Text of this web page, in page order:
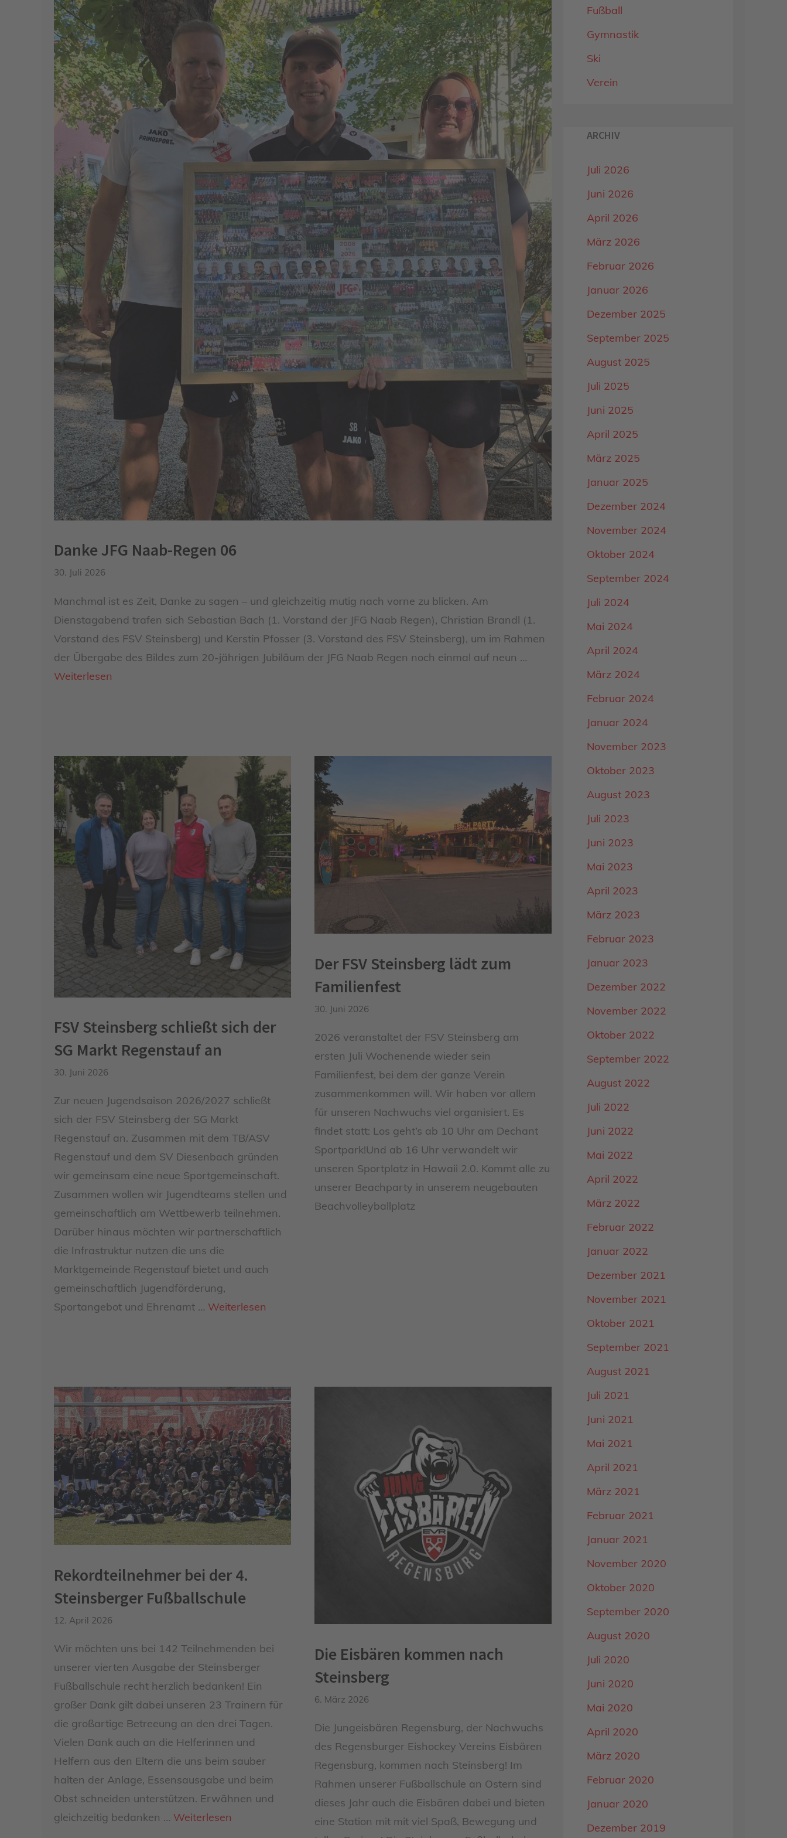
Danke JFG Naab-Regen 06
30. Juli 2026
Manchmal ist es Zeit, Danke zu sagen – und gleichzeitig mutig nach vorne zu blicken. Am
Dienstagabend trafen sich Sebastian Bach (1. Vorstand der JFG Naab Regen), Christian Brandl (1.
Vorstand des FSV Steinsberg) und Kerstin Pfosser (3. Vorstand des FSV Steinsberg), um im Rahmen
der Übergabe des Bildes zum 20-jährigen Jubiläum der JFG Naab Regen noch einmal auf neun …
Weiterlesen
FSV Steinsberg schließt sich der
SG Markt Regenstauf an
30. Juni 2026
Zur neuen Jugendsaison 2026/2027 schließt
sich der FSV Steinsberg der SG Markt
Regenstauf an. Zusammen mit dem TB/ASV
Regenstauf und dem SV Diesenbach gründen
wir gemeinsam eine neue Sportgemeinschaft.
Zusammen wollen wir Jugendteams stellen und
gemeinschaftlich am Wettbewerb teilnehmen.
Darüber hinaus möchten wir partnerschaftlich
die Infrastruktur nutzen die uns die
Marktgemeinde Regenstauf bietet und auch
gemeinschaftlich Jugendförderung,
Sportangebot und Ehrenamt … Weiterlesen
Der FSV Steinsberg lädt zum
Familienfest
30. Juni 2026
2026 veranstaltet der FSV Steinsberg am
ersten Juli Wochenende wieder sein
Familienfest, bei dem der ganze Verein
zusammenkommen will. Wir haben vor allem
für unseren Nachwuchs viel organisiert. Es
findet statt: Los geht’s ab 10 Uhr am Dechant
Sportpark!Und ab 16 Uhr verwandelt wir
unseren Sportplatz in Hawaii 2.0. Kommt alle zu
unserer Beachparty in unserem neugebauten
Beachvolleyballplatz
Rekordteilnehmer bei der 4.
Steinsberger Fußballschule
12. April 2026
Wir möchten uns bei 142 Teilnehmenden bei
unserer vierten Ausgabe der Steinsberger
Fußballschule recht herzlich bedanken! Ein
großer Dank gilt dabei unseren 23 Trainern für
die großartige Betreeung an den drei Tagen.
Vielen Dank auch an die Helferinnen und
Helfern aus den Eltern die uns beim sauber
halten der Anlage, Essensausgabe und beim
Obst schneiden unterstützen. Erwähnen und
gleichzeitig bedanken … Weiterlesen
Die Eisbären kommen nach
Steinsberg
6. März 2026
Die Jungeisbären Regensburg, der Nachwuchs
des Regensburger Eishockey Vereins Eisbären
Regensburg, kommen nach Steinsberg! Im
Rahmen unserer Fußballschule an Ostern sind
dieses Jahr auch die Eisbären dabei und bieten
eine Station mit mit viel Spaß, Bewegung und
Fußball
Gymnastik
Ski
Verein
ARCHIV
Juli 2026
Juni 2026
April 2026
März 2026
Februar 2026
Januar 2026
Dezember 2025
September 2025
August 2025
Juli 2025
Juni 2025
April 2025
März 2025
Januar 2025
Dezember 2024
November 2024
Oktober 2024
September 2024
Juli 2024
Mai 2024
April 2024
März 2024
Februar 2024
Januar 2024
November 2023
Oktober 2023
August 2023
Juli 2023
Juni 2023
Mai 2023
April 2023
März 2023
Februar 2023
Januar 2023
Dezember 2022
November 2022
Oktober 2022
September 2022
August 2022
Juli 2022
Juni 2022
Mai 2022
April 2022
März 2022
Februar 2022
Januar 2022
Dezember 2021
November 2021
Oktober 2021
September 2021
August 2021
Juli 2021
Juni 2021
Mai 2021
April 2021
März 2021
Februar 2021
Januar 2021
November 2020
Oktober 2020
September 2020
August 2020
Juli 2020
Juni 2020
Mai 2020
April 2020
März 2020
Februar 2020
Januar 2020
Dezember 2019